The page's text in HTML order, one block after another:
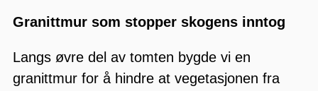
Granittmur som stopper skogens inntog
Langs øvre del av tomten bygde vi en
granittmur for å hindre at vegetasjonen fra